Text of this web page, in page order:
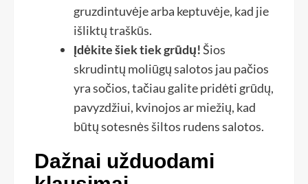
gruzdintuvėje arba keptuvėje, kad jie
išliktų traškūs.
Įdėkite šiek tiek grūdų!Šios
skrudintų moliūgų salotos jau pačios
yra sočios, tačiau galite pridėti grūdų,
pavyzdžiui, kvinojos ar miežių, kad
būtų sotesnės šiltos rudens salotos.
Dažnai užduodami